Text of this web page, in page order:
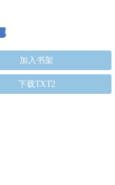
加入书架
下载TXT2